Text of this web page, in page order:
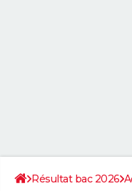
Résultat bac 2026